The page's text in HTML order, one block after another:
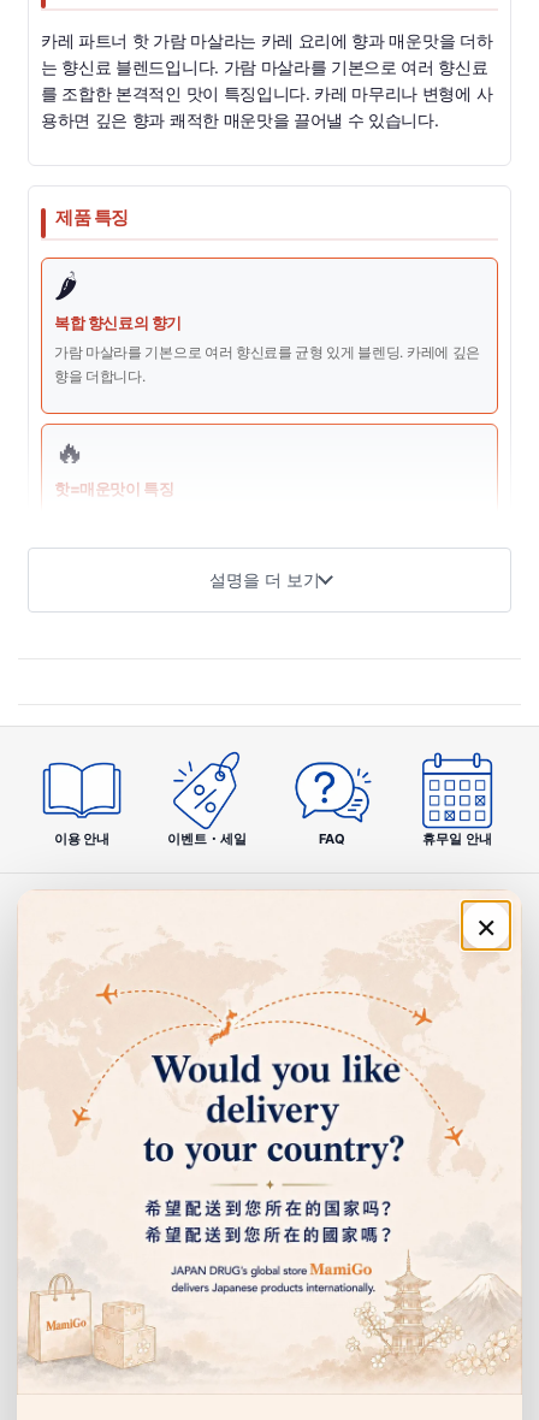
카레 파트너 핫 가람 마살라는 카레 요리에 향과 매운맛을 더하
는 향신료 블렌드입니다. 가람 마살라를 기본으로 여러 향신료
를 조합한 본격적인 맛이 특징입니다. 카레 마무리나 변형에 사
용하면 깊은 향과 쾌적한 매운맛을 끌어낼 수 있습니다.
제품 특징
🌶️
복합 향신료의 향기
가람 마살라를 기본으로 여러 향신료를 균형 있게 블렌딩. 카레에 깊은
향을 더합니다.
🔥
핫=매운맛이 특징
🍛
사용하기 편리한 병 포장
뿌리기 쉬운 병 용기로 조리 중에 간편하게 사용할 수 있는 점이 특징입
니다.
🍽️ 섭취 방법
🍲
카레 조리 중간에 넣
카레에 깊이를 더하고
티스푼 1정도 넣습니다.
✨
카레 마무리에 뿌리기
카레 완성 후 그릇에 담
은 후 소량 뿌려 향과 매
운맛을 더할 수 있습니
다.
🥘
다른 요리에도 활용
수프, 그라탱, 튀김, 육류
요리 등 다양한 요리의
맛내기에 활용할 수 있
🧾 원재료명
원재료명
포장지를 확인해 주세요.
설명을 더 보기
이용 안내 이벤트・세일 FAQ 휴무일 안내
×
주문·이용 안내
쇼핑 안내
고객센터
선물, 할인 이벤트 등을 누구보다 먼저 알려드립니다.
이
일